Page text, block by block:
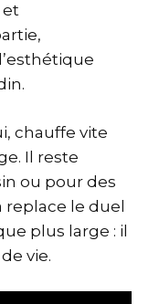
et
chauffe vite
Il reste
ou pour des
replace le duel
plus large : il
vie.